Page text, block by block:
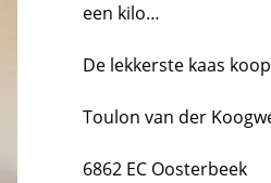
een kilo…
De lekkerste kaas
Toulon van der
6862 EC Oosterbeek